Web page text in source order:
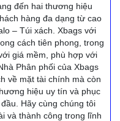
đến hai thương hiệu
hàng đa dạng từ cao
– Túi xách. Xbags với
cách tiên phong, trong
giá mềm, phù hợp với
Phân phối của Xbags
về mặt tài chính mà còn
hiệu uy tín và phục
Hãy cùng chúng tôi
và thành công trong lĩnh